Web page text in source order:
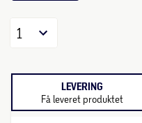
1
LEVERING
Få leveret produktet